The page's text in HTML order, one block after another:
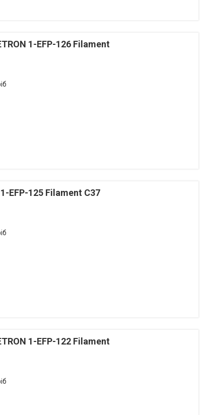
1-EFP-126 Filament
1-EFP-125 Filament С37
1-EFP-122 Filament